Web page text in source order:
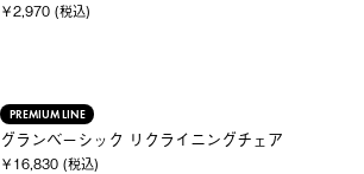
￥2,970 (税込)
PREMIUM LINE
グランベーシック リクライニングチェア
￥16,830 (税込)